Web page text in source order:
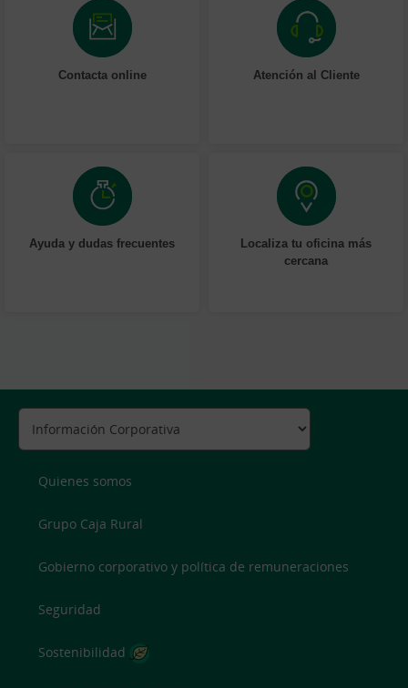
Contacta online Atención al Cliente
Ayuda y dudas frecuentes
Localiza tu oficina más
cercana
Quienes somos
Grupo Caja Rural
Gobierno corporativo y política de remuneraciones
Seguridad
Sostenibilidad